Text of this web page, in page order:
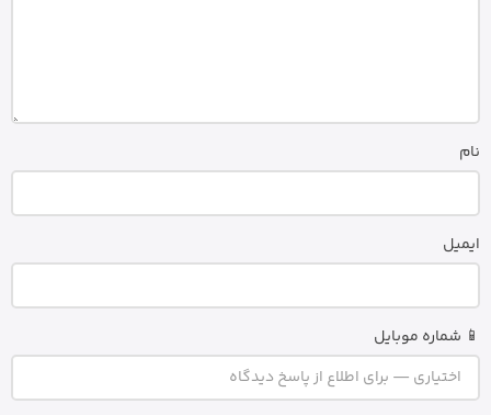
نام
ایمیل
📱 شماره موبایل